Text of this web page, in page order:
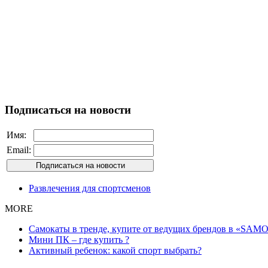
Подписаться на новости
Имя:
Email:
Развлечения для спортсменов
MORE
Самокаты в тренде, купите от ведущих брендов в
Мини ПК – где купить ?
Активный ребенок: какой спорт выбрать?